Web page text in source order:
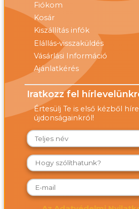
Fiókom
Kosár
Kiszállítás infók
Elállás-visszaküldés
Vásárlási Információ
Ajánlatkérés
Iratkozz fel
Értesülj Te is első kézből
újdonságainkról!